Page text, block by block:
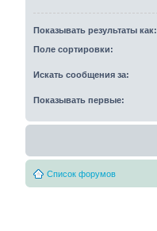
Показывать результаты как:
Поле сортировки:
Искать сообщения за:
Показывать первые:
Список форумов